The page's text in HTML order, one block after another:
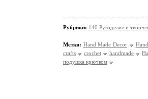
Рубрики: 140 Рукоделие и
Метки: Hand Made Decor
crafts
crochet handmade
подушка крючком